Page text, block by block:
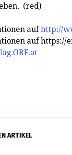
(red)
aufhttp://
auf https://
ARTIKEL